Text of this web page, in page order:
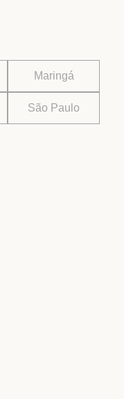
Maringá
São Paulo